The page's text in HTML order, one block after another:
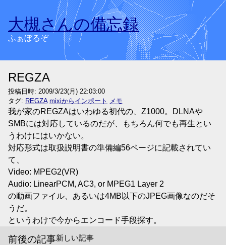
大槻さんの備忘録
ふぁぼるぞ
REGZA
投稿日時: 2009/3/23(月) 22:03:00
タグ: REGZA mixiからインポート メモ
我が家のREGZAはいわゆる初代の、Z1000。DLNAや
SMBには対応しているのだが、もちろん何でも再生とい
うわけにはいかない。
対応形式は取扱説明書の準備編56ページに記載されてい
て、
Video: MPEG2(VR)
Audio: LinearPCM, AC3, or MPEG1 Layer 2
の動画ファイル、あるいは4MB以下のJPEG画像なのだそ
うだ。
というわけで今からエンコード手段探す。
前後の記事新しい記事